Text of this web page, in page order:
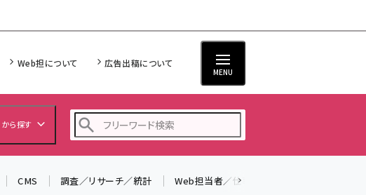
Web担について 広告出稿について
MENU
から探す
CMS 調査／リサーチ／統計 Web担当者／仕事